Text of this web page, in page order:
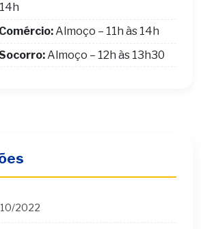
Almoço – 11h às 14h
Almoço – 12h às 13h30
2022